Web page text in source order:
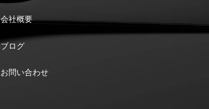
会社概要
ブログ
お問い合わせ